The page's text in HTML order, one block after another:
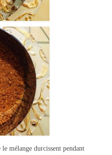
mélange durcissent pendant